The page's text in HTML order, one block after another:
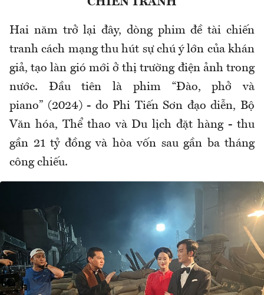
CHIẾN TRANH
Hai năm trở lại đây, dòng phim đề tài chiến
tranh cách mạng thu hút sự chú ý lớn của khán
giả, tạo làn gió mới ở thị trường điện ảnh trong
nước. Đầu tiên là phim “Đào, phở và
piano” (2024) - do Phi Tiến Sơn đạo diễn, Bộ
Văn hóa, Thể thao và Du lịch đặt hàng - thu
gần 21 tỷ đồng và hòa vốn sau gần ba tháng
công chiếu.